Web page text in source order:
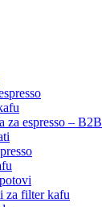
za espresso – B2B
za filter kafu